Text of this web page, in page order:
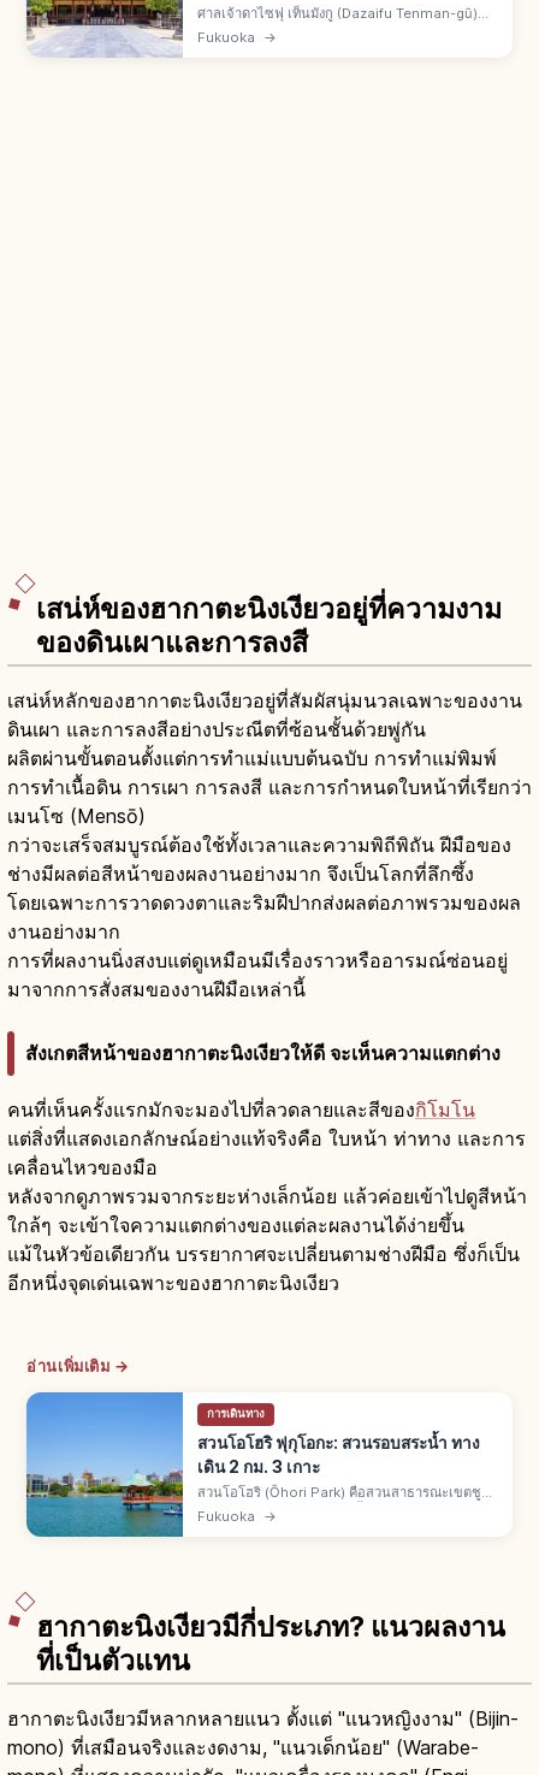
ศาลเจ้าดาไซฟุ เท็นมังกู (Dazaifu Tenman-gū)
เมืองดาไซฟุ จ.ฟุกุโอกะ ศาลเจ้าหลักสูงสุดของเครือ
Fukuoka →
เสน่ห์ของฮากาตะนิงเงียวอยู่ที่ความงาม
ของดินเผาและการลงสี
เสน่ห์หลักของฮากาตะนิงเงียวอยู่ที่สัมผัสนุ่มนวลเฉพาะของงาน
ดินเผา และการลงสีอย่างประณีตที่ซ้อนชั้นด้วยพู่กัน
ผลิตผ่านขั้นตอนตั้งแต่การทำแม่แบบต้นฉบับ การทำแม่พิมพ์
การทำเนื้อดิน การเผา การลงสี และการกำหนดใบหน้าที่เรียกว่า
เมนโซ (Mensō)
กว่าจะเสร็จสมบูรณ์ต้องใช้ทั้งเวลาและความพิถีพิถัน ฝีมือของ
ช่างมีผลต่อสีหน้าของผลงานอย่างมาก จึงเป็นโลกที่ลึกซึ้ง
โดยเฉพาะการวาดดวงตาและริมฝีปากส่งผลต่อภาพรวมของผล
งานอย่างมาก
การที่ผลงานนิ่งสงบแต่ดูเหมือนมีเรื่องราวหรืออารมณ์ซ่อนอยู่
มาจากการสั่งสมของงานฝีมือเหล่านี้
สังเกตสีหน้าของฮากาตะนิงเงียวให้ดี จะเห็นความแตกต่าง
คนที่เห็นครั้งแรกมักจะมองไปที่ลวดลายและสีของกิโมโน
แต่สิ่งที่แสดงเอกลักษณ์อย่างแท้จริงคือ ใบหน้า ท่าทาง และการ
เคลื่อนไหวของมือ
หลังจากดูภาพรวมจากระยะห่างเล็กน้อย แล้วค่อยเข้าไปดูสีหน้า
ใกล้ๆ จะเข้าใจความแตกต่างของแต่ละผลงานได้ง่ายขึ้น
แม้ในหัวข้อเดียวกัน บรรยากาศจะเปลี่ยนตามช่างฝีมือ ซึ่งก็เป็น
อีกหนึ่งจุดเด่นเฉพาะของฮากาตะนิงเงียว
อ่านเพิ่มเติม →
การเดินทาง
สวนโอโฮริ ฟุกุโอกะ: สวนรอบสระน้ำ ทาง
เดิน 2 กม. 3 เกาะ
สวนโอโฮริ (Ōhori Park) คือสวนสาธารณะเขตชูโอ
เมืองฟุกุโอกะ เดิมคือคูเมืองชั้นนอกของปราสาทฟุกุ
Fukuoka →
ฮากาตะนิงเงียวมีกี่ประเภท? แนวผลงาน
ที่เป็นตัวแทน
ฮากาตะนิงเงียวมีหลากหลายแนว ตั้งแต่ "แนวหญิงงาม" (Bijin-
mono) ที่เสมือนจริงและงดงาม, "แนวเด็กน้อย" (Warabe-